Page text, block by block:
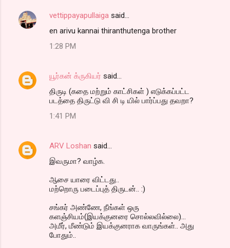
vettippayapullaiga said…
en arivu kannai thiranthutenga brother
1:28 PM
யூர்கன் க்ருகியர் said…
திருடி (கதை மற்றும் காட்சிகள் ) எடுக்கப்பட்ட
படத்தை திருட்டு வி சி டி யில் பார்ப்பது தவறா?
1:41 PM
ARV Loshan said…
இவருமா? வாழ்க.
ஆசை யாரை விட்டது..
மற்றொரு படைப்புத் திருடன்.. :)
சங்கர் அண்ணே, நீங்கள் ஒரு
களஞ்சியம்(இயக்குனரை சொல்லவில்லை)...
அமீர், மீண்டும் இயக்குனராக வாருங்கள்.. அது
போதும்..